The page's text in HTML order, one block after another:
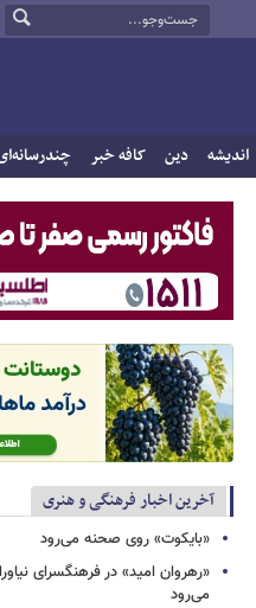
اندیشه دین کافه خبر
آخرین اخبار فرهنگی و هنری
«بایکوت» روی صحنه می‌رود
«رهروان امید» در فرهنگسرای
می‌رود